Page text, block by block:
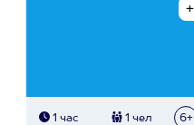
1 час 1 чел 6+